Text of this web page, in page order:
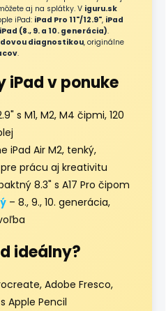
r
v
k
y
v
ý
p
s
u
aj na splátky. V iguru.sk
iPad: iPad Pro 11"/12.9", iPad
(8., 9. a 10. generácia).
diagnostikou, originálne
.
iPad v ponuke
s M1, M2, M4 čipmi, 120
iPad Air M2, tenký,
prácu aj kreativitu
8.3" s A17 Pro čipom
– 8., 9., 10. generácia,
ideálny?
Adobe Fresco,
Apple Pencil